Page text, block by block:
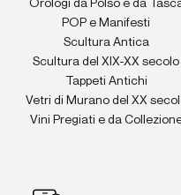
Orologi da Polso e da
POP e Manifesti
Scultura Antica
Scultura del XIX-XX secolo
Tappeti Antichi
Vetri di Murano del XX
Vini Pregiati e da